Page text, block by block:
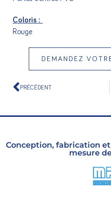
Coloris :
Rouge
DEMANDEZ
PRÉCÉDENT
Conception, fabrication
mesure